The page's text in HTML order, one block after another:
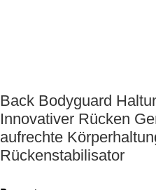
Back Bodyguard
Innovativer Rücken
aufrechte
Rückenstabilisator